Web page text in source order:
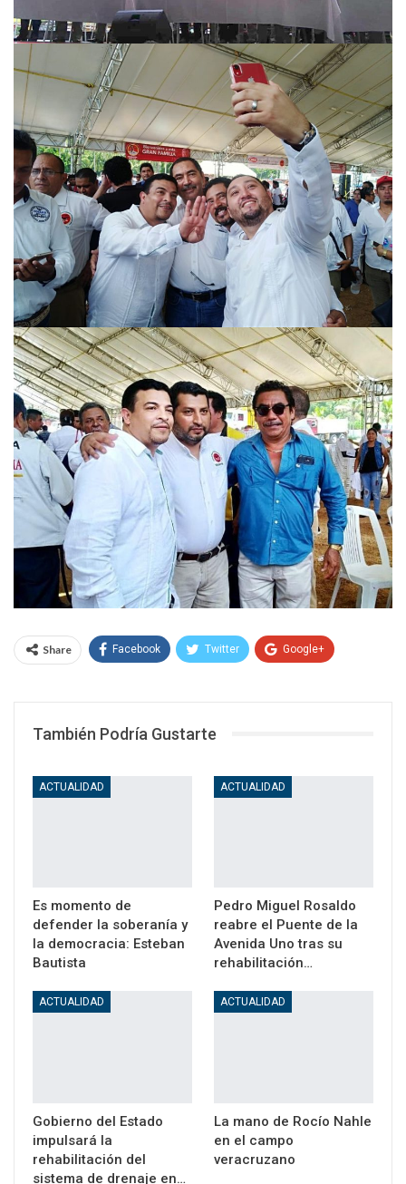
Share Facebook Twitter Google+
También Podría Gustarte
ACTUALIDAD
Es momento de
defender la soberanía y
la democracia: Esteban
Bautista
ACTUALIDAD
Pedro Miguel Rosaldo
reabre el Puente de la
Avenida Uno tras su
rehabilitación…
ACTUALIDAD
Gobierno del Estado
impulsará la
rehabilitación del
sistema de drenaje en…
ACTUALIDAD
La mano de Rocío Nahle
en el campo
veracruzano